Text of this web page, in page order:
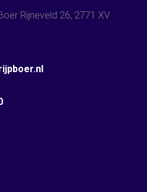
Rijneveld 26, 2771 XV